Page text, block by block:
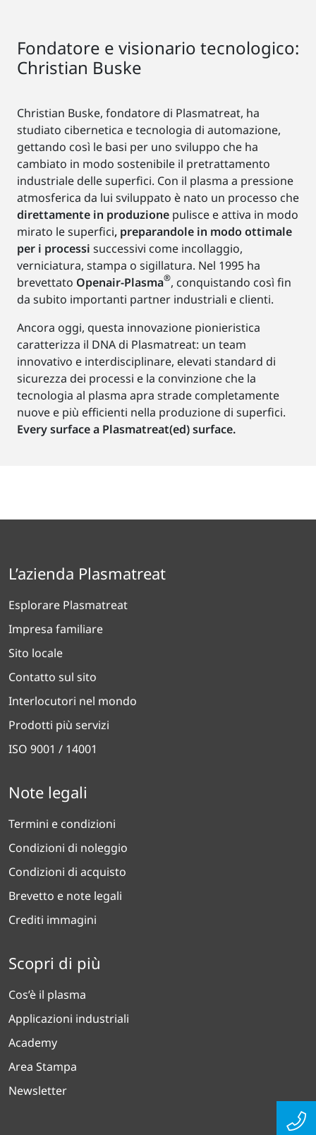
Fondatore e visionario tecnologico:
Christian Buske
Christian Buske, fondatore di Plasmatreat, ha
studiato cibernetica e tecnologia di automazione,
gettando così le basi per uno sviluppo che ha
cambiato in modo sostenibile il pretrattamento
industriale delle superfici. Con il plasma a pressione
atmosferica da lui sviluppato è nato un processo che
direttamente in produzione pulisce e attiva in modo
mirato le superfici, preparandole in modo ottimale
per i processi successivi come incollaggio,
verniciatura, stampa o sigillatura. Nel 1995 ha
brevettato Openair-Plasma®, conquistando così fin
da subito importanti partner industriali e clienti.
Ancora oggi, questa innovazione pionieristica
caratterizza il DNA di Plasmatreat: un team
innovativo e interdisciplinare, elevati standard di
sicurezza dei processi e la convinzione che la
tecnologia al plasma apra strade completamente
nuove e più efficienti nella produzione di superfici.
Every surface a Plasmatreat(ed) surface.
L’azienda Plasmatreat
Esplorare Plasmatreat
Impresa familiare
Sito locale
Contatto sul sito
Interlocutori nel mondo
Prodotti più servizi
ISO 9001 / 14001
Note legali
Termini e condizioni
Condizioni di noleggio
Condizioni di acquisto
Brevetto e note legali
Crediti immagini
Scopri di più
Cos’è il plasma
Applicazioni industriali
Academy
Area Stampa
Newsletter